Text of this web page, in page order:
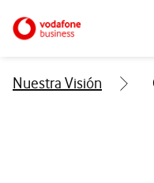
Ir a la pagina principal de
Nuestra Visión